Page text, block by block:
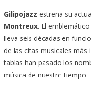
Gilipojazz estrena su
Montreux. El
lleva seis décadas en
de las citas musicales
tablas han pasado los
música de nuestro tiempo.